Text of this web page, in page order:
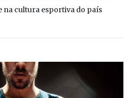
na cultura esportiva do país